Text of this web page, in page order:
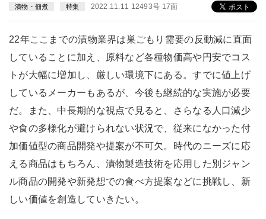
漬物・佃煮 特集 2022.11.11 12493号 17面
22年ここまでの漬物業界は巣ごもり需要の反動減に直面
していることに加え、原料など各種物価高や円安でコス
トが大幅に増加し、厳しい環境下にある。すでに値上げ
しているメーカーもあるが、今後も継続的な実施が必要
だ。また、中長期的な視点で見ると、さらなる人口減少
や食の多様化が避けられない状況で、従来になかった付
加価値型の商品開発や提案が不可欠。時代のニーズに応
える商品はもちろん、漬物製造技術を応用した別ジャン
ル商品の開発や新発想での食べ方提案などに挑戦し、新
しい価値を創造していきたい。